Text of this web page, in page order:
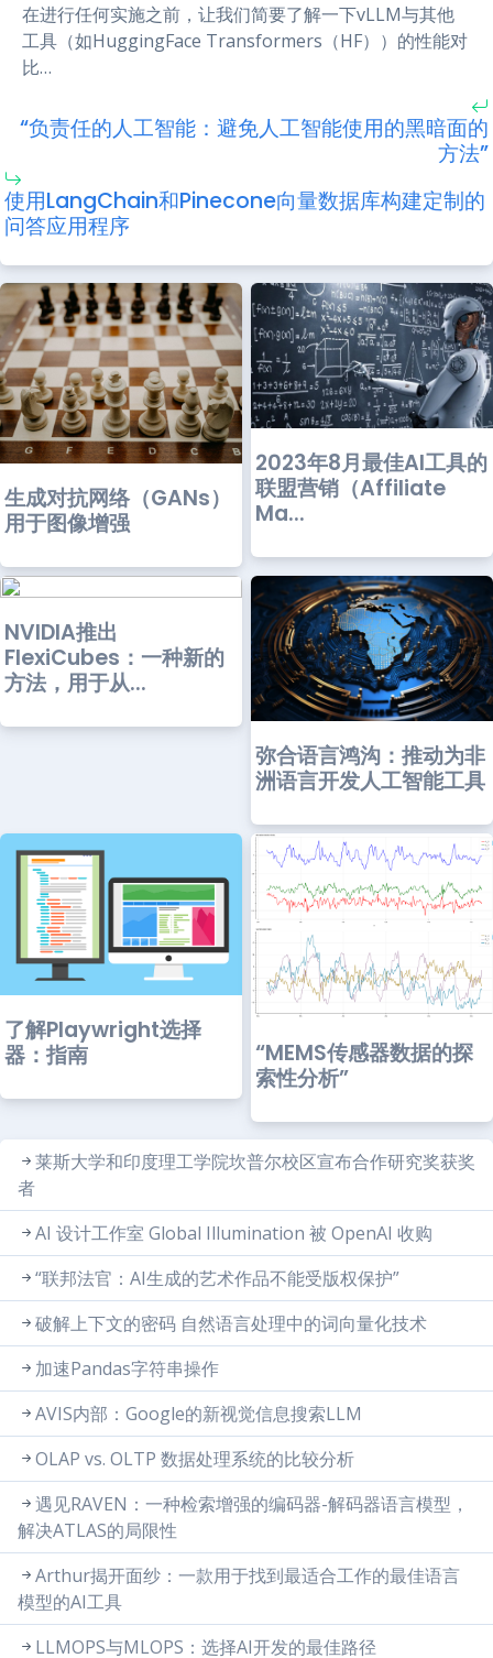
在进行任何实施之前，让我们简要了解一下vLLM与其他
工具（如HuggingFace Transformers（HF））的性能对
比…
“负责任的人工智能：避免人工智能使用的黑暗面的
方法”
使用LangChain和Pinecone向量数据库构建定制的
问答应用程序
生成对抗网络（GANs）
用于图像增强
2023年8月最佳AI工具的
联盟营销（Affiliate
Ma...
NVIDIA推出
FlexiCubes：一种新的
方法，用于从...
弥合语言鸿沟：推动为非
洲语言开发人工智能工具
了解Playwright选择
器：指南
“MEMS传感器数据的探
索性分析”
莱斯大学和印度理工学院坎普尔校区宣布合作研究奖获奖
者
AI 设计工作室 Global Illumination 被 OpenAI 收购
“联邦法官：AI生成的艺术作品不能受版权保护”
破解上下文的密码 自然语言处理中的词向量化技术
加速Pandas字符串操作
AVIS内部：Google的新视觉信息搜索LLM
OLAP vs. OLTP 数据处理系统的比较分析
遇见RAVEN：一种检索增强的编码器-解码器语言模型，
解决ATLAS的局限性
Arthur揭开面纱：一款用于找到最适合工作的最佳语言
模型的AI工具
LLMOPS与MLOPS：选择AI开发的最佳路径